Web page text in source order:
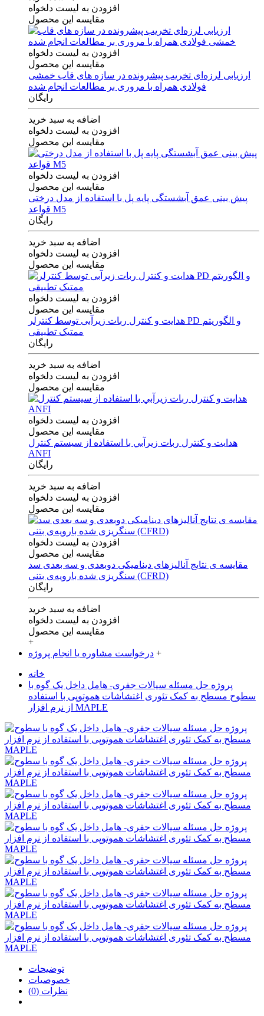
افزودن به لیست دلخواه
مقایسه این محصول
افزودن به لیست دلخواه
مقایسه این محصول
ارزیابی لرزه‌ای تخریب پیشرونده در سازه های قاب خمشی
فولادی همراه با مروری بر مطالعات انجام شده
رایگان
اضافه به سبد خرید
افزودن به لیست دلخواه
مقایسه این محصول
افزودن به لیست دلخواه
مقایسه این محصول
پیش بینی عمق آبشستگی پایه پل با استفاده از مدل درختی
قواعد M5
رایگان
اضافه به سبد خرید
افزودن به لیست دلخواه
مقایسه این محصول
افزودن به لیست دلخواه
مقایسه این محصول
هدایت و کنترل ربات زیرآبی توسط کنترلر PD و الگوریتم
ممتیک تطبیقی
رایگان
اضافه به سبد خرید
افزودن به لیست دلخواه
مقایسه این محصول
افزودن به لیست دلخواه
مقایسه این محصول
هدايت و كنترل ربات زيرآبي با استفاده از سيستم كنترل
ANFI
رایگان
اضافه به سبد خرید
افزودن به لیست دلخواه
مقایسه این محصول
افزودن به لیست دلخواه
مقایسه این محصول
مقایسه ی‌ نتایج آنالیزهای‌ دینامیکی‌ دوبعدی‌ و‌ سه بعدی‌ سد
سنگریزی‌ شده با‌رویه‌ی‌ بتنی‌ (CFRD)
رایگان
اضافه به سبد خرید
افزودن به لیست دلخواه
مقایسه این محصول
+
درخواست مشاوره یا انجام پروژه +
خانه
پروژه حل مسئله سيالات جفری- هامل داخل يک گوه با
سطوح مسطح به کمک تئوری اغتشاشات هموتوپی با استفاده
از نرم افزار MAPLE
توضیحات
خصوصیات
نظرات (0)